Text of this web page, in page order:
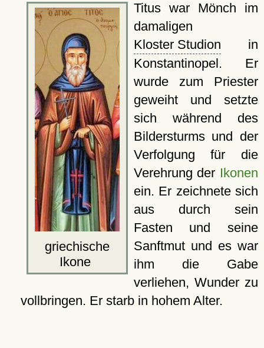
griechische
Ikone
Titus war Mönch im
damaligen
Kloster Studion in
Konstantinopel. Er
wurde zum Priester
geweiht und setzte
sich während des
Bildersturms und der
Verfolgung für die
Verehrung der Ikonen
ein. Er zeichnete sich
aus durch sein
Fasten und seine
Sanftmut und es war
ihm die Gabe
verliehen, Wunder zu
vollbringen. Er starb in hohem Alter.